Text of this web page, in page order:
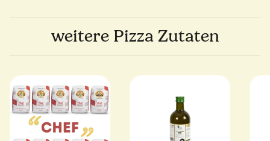
weitere Pizza Zutaten